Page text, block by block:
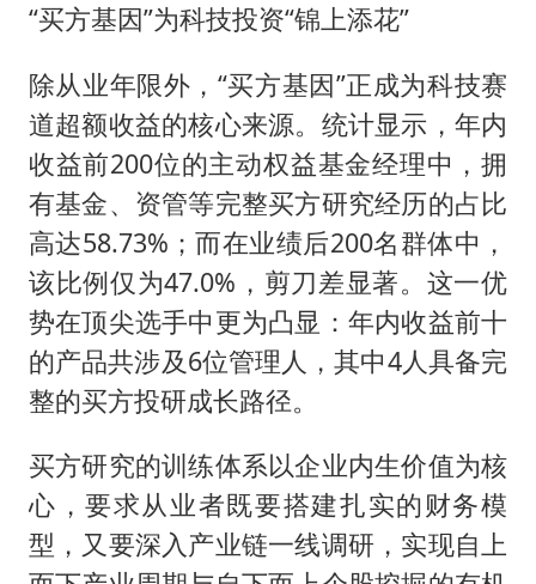
“买方基因”为科技投资“锦上添花”
除从业年限外，“买方基因”正成为科技赛
道超额收益的核心来源。统计显示，年内
收益前200位的主动权益基金经理中，拥
有基金、资管等完整买方研究经历的占比
高达58.73%；而在业绩后200名群体中，
该比例仅为47.0%，剪刀差显著。这一优
势在顶尖选手中更为凸显：年内收益前十
的产品共涉及6位管理人，其中4人具备完
整的买方投研成长路径。
买方研究的训练体系以企业内生价值为核
心，要求从业者既要搭建扎实的财务模
型，又要深入产业链一线调研，实现自上